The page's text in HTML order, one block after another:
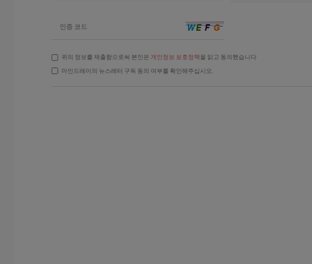
인증 코드
위의 정보를 제출함으로써 본인은개인정보 보호정책 을 읽고 동의했습니다
마인드레이의 뉴스레터 구독 동의 여부를 확인해주십시오.